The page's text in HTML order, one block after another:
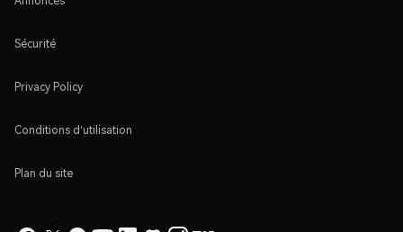
Sécurité
Privacy Policy
Conditions d'utilisation
Plan du site